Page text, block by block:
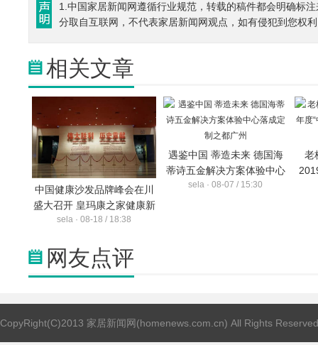
1.中国家居新闻网遵循行业规范，转载的稿件都会明确标
分取自互联网，不代表家居新闻网观点，如有侵犯到您权
相关文章
中国健康沙发品牌峰会在川
盛大召开 皇玛康之家健康新
标准引领行业发展
sela · 08-18 / 18:38
遇鉴中国 蒂造未来 德国海
蒂诗五金解决方案体验中心
落成定制之都广州
sela · 08-07 / 15:30
老
网友点评
CopyRight(C)2013 家居新闻网(homenews.com.cn) All Rights